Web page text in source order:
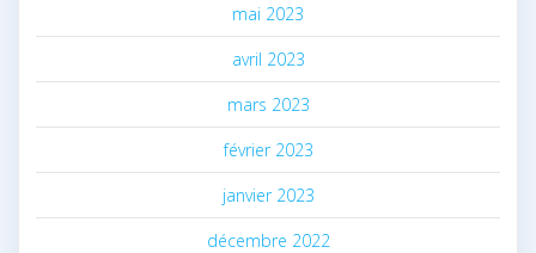
mai 2023
avril 2023
mars 2023
février 2023
janvier 2023
décembre 2022